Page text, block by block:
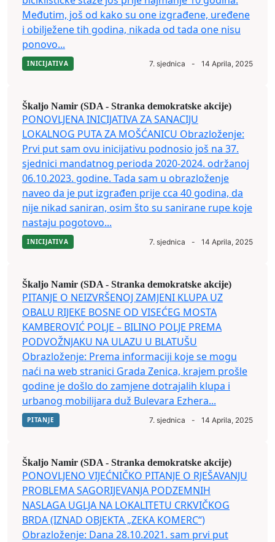
Međutim, još od kako su one izgrađene, uređene
i obilježene tih godina, nikada od tada one nisu
ponovo...
INICIJATIVA 7. sjednica - 14 Aprila, 2025
Škaljo Namir (SDA - Stranka demokratske akcije)
PONOVLJENA INICIJATIVA ZA SANACIJU
LOKALNOG PUTA ZA MOŠĆANICU Obrazloženje:
Prvi put sam ovu inicijativu podnosio još na 37.
sjednici mandatnog perioda 2020-2024. održanoj
06.10.2023. godine. Tada sam u obrazloženje
naveo da je put izgrađen prije cca 40 godina, da
nije nikad saniran, osim što su sanirane rupe koje
nastaju pogotovo...
INICIJATIVA 7. sjednica - 14 Aprila, 2025
Škaljo Namir (SDA - Stranka demokratske akcije)
PITANJE O NEIZVRŠENOJ ZAMJENI KLUPA UZ
OBALU RIJEKE BOSNE OD VISEĆEG MOSTA
KAMBEROVIĆ POLJE – BILINO POLJE PREMA
PODVOŽNJAKU NA ULAZU U BLATUŠU
Obrazloženje: Prema informaciji koje se mogu
naći na web stranici Grada Zenica, krajem prošle
godine je došlo do zamjene dotrajalih klupa i
urbanog mobilijara duž Bulevara Ezhera...
PITANJE 7. sjednica - 14 Aprila, 2025
Škaljo Namir (SDA - Stranka demokratske akcije)
PONOVLJENO VIJEĆNIČKO PITANJE O RJEŠAVANJU
PROBLEMA SAGORIJEVANJA PODZEMNIH
NASLAGA UGLJA NA LOKALITETU CRKVIČKOG
BRDA (IZNAD OBJEKTA „ZEKA KOMERC“)
Obrazloženje: Dana 28.10.2021. sam prvi put